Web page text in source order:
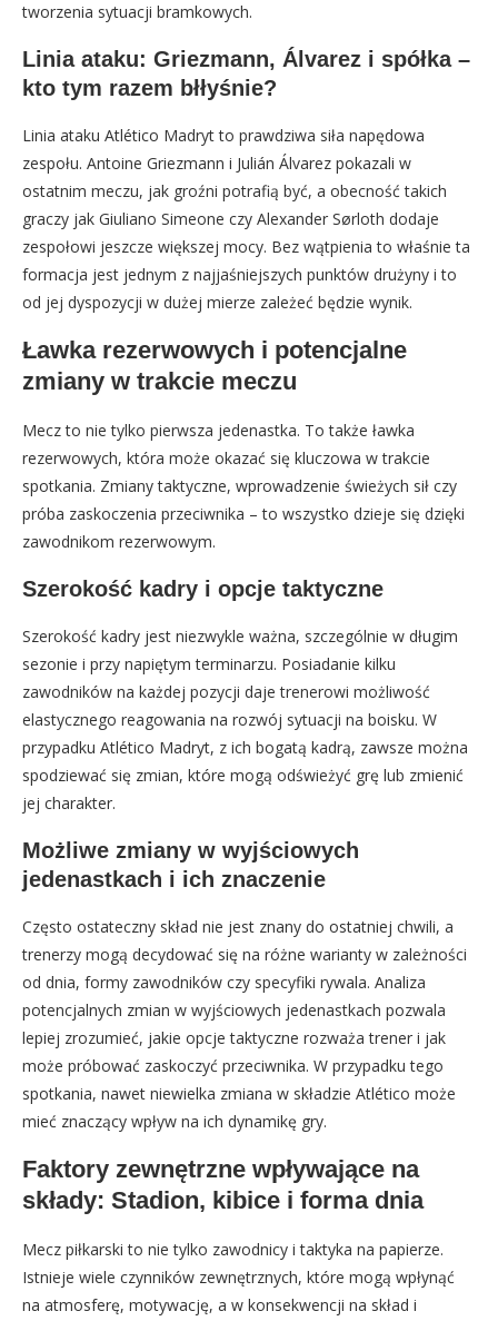
tworzenia sytuacji bramkowych.
Linia ataku: Griezmann, Álvarez i spółka –
kto tym razem błłyśnie?
Linia ataku Atlético Madryt to prawdziwa siła napędowa
zespołu. Antoine Griezmann i Julián Álvarez pokazali w
ostatnim meczu, jak groźni potrafią być, a obecność takich
graczy jak Giuliano Simeone czy Alexander Sørloth dodaje
zespołowi jeszcze większej mocy. Bez wątpienia to właśnie ta
formacja jest jednym z najjaśniejszych punktów drużyny i to
od jej dyspozycji w dużej mierze zależeć będzie wynik.
Ławka rezerwowych i potencjalne
zmiany w trakcie meczu
Mecz to nie tylko pierwsza jedenastka. To także ławka
rezerwowych, która może okazać się kluczowa w trakcie
spotkania. Zmiany taktyczne, wprowadzenie świeżych sił czy
próba zaskoczenia przeciwnika – to wszystko dzieje się dzięki
zawodnikom rezerwowym.
Szerokość kadry i opcje taktyczne
Szerokość kadry jest niezwykle ważna, szczególnie w długim
sezonie i przy napiętym terminarzu. Posiadanie kilku
zawodników na każdej pozycji daje trenerowi możliwość
elastycznego reagowania na rozwój sytuacji na boisku. W
przypadku Atlético Madryt, z ich bogatą kadrą, zawsze można
spodziewać się zmian, które mogą odświeżyć grę lub zmienić
jej charakter.
Możliwe zmiany w wyjściowych
jedenastkach i ich znaczenie
Często ostateczny skład nie jest znany do ostatniej chwili, a
trenerzy mogą decydować się na różne warianty w zależności
od dnia, formy zawodników czy specyfiki rywala. Analiza
potencjalnych zmian w wyjściowych jedenastkach pozwala
lepiej zrozumieć, jakie opcje taktyczne rozważa trener i jak
może próbować zaskoczyć przeciwnika. W przypadku tego
spotkania, nawet niewielka zmiana w składzie Atlético może
mieć znaczący wpływ na ich dynamikę gry.
Faktory zewnętrzne wpływające na
składy: Stadion, kibice i forma dnia
Mecz piłkarski to nie tylko zawodnicy i taktyka na papierze.
Istnieje wiele czynników zewnętrznych, które mogą wpłynąć
na atmosferę, motywację, a w konsekwencji na skład i